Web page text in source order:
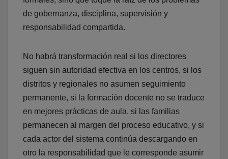
de gobernanza, disciplina, supervisión y
responsabilidad compartida.
No habrá transformación real si los directores
siguen sin autoridad efectiva en los centros, si los
distritos y regionales no asumen seguimiento
permanente, si la formación docente no se traduce
en mejores prácticas de aula, si las familias
permanecen al margen del proceso educativo, y si
cada actor del sistema continúa descargando en
otro la responsabilidad que le corresponde asumir